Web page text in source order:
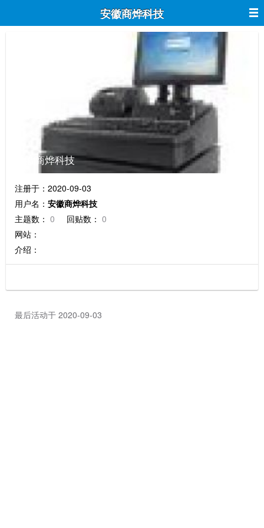
安徽商烨科技
安徽商烨科技
注册于：2020-09-03
用户名： 安徽商烨科技
主题数： 0 回贴数： 0
网站：
介绍：
最后活动于 2020-09-03